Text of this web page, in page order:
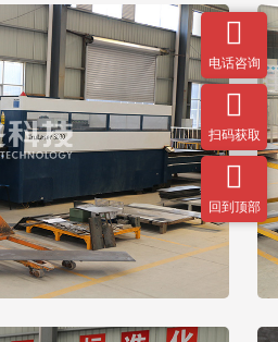

电话咨询

扫码获取

回到顶部